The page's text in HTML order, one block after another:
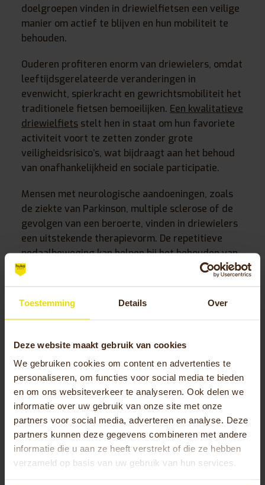
Toestemming Details Over
Deze website maakt gebruik van cookies
We gebruiken cookies om content en advertenties te
personaliseren, om functies voor social media te bieden
en om ons websiteverkeer te analyseren. Ook delen we
informatie over uw gebruik van onze site met onze
partners voor social media, adverteren en analyse. Deze
partners kunnen deze gegevens combineren met andere
informatie die u aan ze heeft verstrekt of die ze hebben
verzameld op basis van uw gebruik van hun services.
doelgroepen vinden in driewielfietsen een veilige
manier om actief te blijven en hun mobiliteit te
behouden.
Ouderen profiteren enorm van driewielers, omdat
leeftijdsgerelateerde veranderingen in
evenwicht, spierkracht en gewrichtsmobiliteit het
traditionele fietsen bemoeilijken. Een kwalitatieve
driewielfiets stelt hen in staat om hun favoriete
activiteit voort te zetten zonder grote
veiligheidsrisico’s, wat bijdraagt aan het behoud
van onafhankelijkheid en sociale participatie.
Mensen met neurologische aandoeningen, zoals
de ziekte van Parkinson, multiple sclerose of de
gevolgen van een beroerte, vinden in driewielers
een uitstekende therapievorm. De repetitieve
pedaalbeweging kan helpen bij het behouden van
motorische functies, terwijl de stabiliteit angst
In revalidatieprogramma’s worden driewielers
ingezet voor de geleidelijke opbouw van conditie
langdurige inactiviteit. Fysiotherapeuten
waarderen de mogelijkheid om de intensiteit stap
voor stap te verhogen terwijl patiënten veilig
blijven. Ook mensen met gewrichtsproblemen,
artritis of chronische pijn kunnen vaak wel
driewielfietsen wanneer lopen of andere sporten
te belastend zijn.